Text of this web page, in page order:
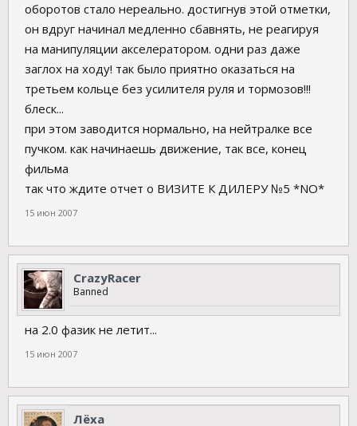
оборотов стало нереально. достигнув этой отметки,
он вдруг начинал медленно сбавнять, не реагируя
на манипуляции акселератором. одни раз даже
заглох на ходу! так было приятно оказаться на
третьем кольце без усилителя руля и тормозов!!!
блеск...
при этом заводится нормально, на нейтралке все
пучком. как начинаешь движение, так все, конец
фильма
так что ждите отчет о ВИЗИТЕ К ДИЛЕРУ №5 *NO*
15 июн 2007
CrazyRacer
Banned
на 2.0 фазик не летит...
15 июн 2007
Лёха